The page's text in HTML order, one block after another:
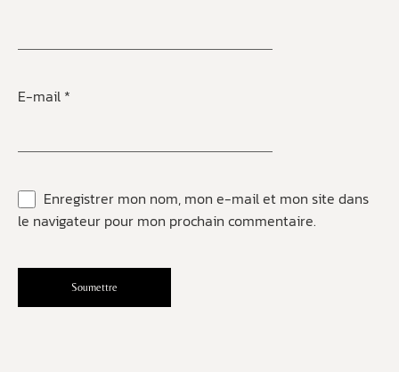
E-mail *
Enregistrer mon nom, mon e-mail et mon site dans
le navigateur pour mon prochain commentaire.